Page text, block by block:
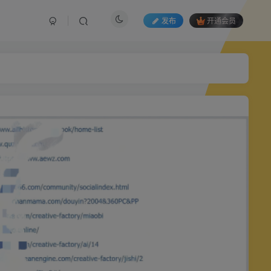
发布 开通会员